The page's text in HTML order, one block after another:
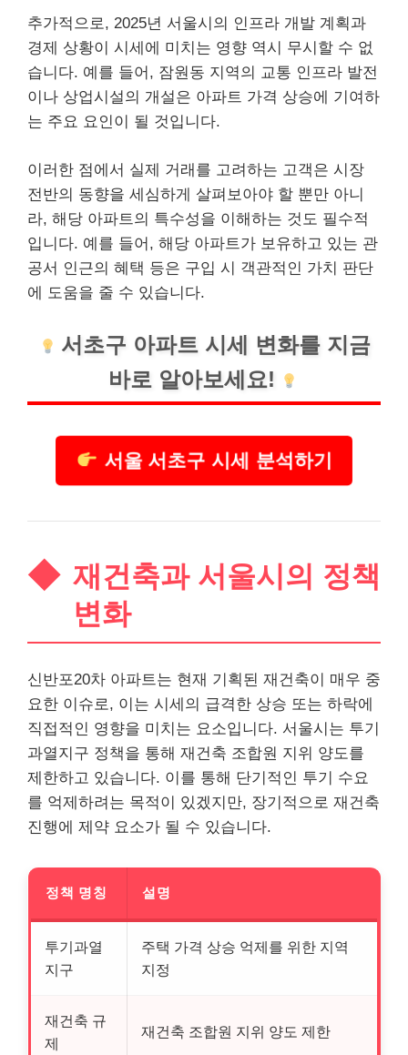
추가적으로, 2025년 서울시의 인프라 개발 계획과
경제 상황이 시세에 미치는 영향 역시 무시할 수 없
습니다. 예를 들어, 잠원동 지역의 교통 인프라 발전
이나 상업시설의 개설은 아파트 가격 상승에 기여하
는 주요 요인이 될 것입니다.
이러한 점에서 실제 거래를 고려하는 고객은 시장
전반의 동향을 세심하게 살펴보아야 할 뿐만 아니
라, 해당 아파트의 특수성을 이해하는 것도 필수적
입니다. 예를 들어, 해당 아파트가 보유하고 있는 관
공서 인근의 혜택 등은 구입 시 객관적인 가치 판단
에 도움을 줄 수 있습니다.
서초구 아파트 시세 변화를 지금
바로 알아보세요!
서울 서초구 시세 분석하기
재건축과 서울시의 정책
변화
신반포20차 아파트는 현재 기획된 재건축이 매우 중
요한 이슈로, 이는 시세의 급격한 상승 또는 하락에
직접적인 영향을 미치는 요소입니다. 서울시는 투기
과열지구 정책을 통해 재건축 조합원 지위 양도를
제한하고 있습니다. 이를 통해 단기적인 투기 수요
를 억제하려는 목적이 있겠지만, 장기적으로 재건축
진행에 제약 요소가 될 수 있습니다.
정책 명칭 설명
투기과열
지구
주택 가격 상승 억제를 위한 지역
지정
재건축 규
제
재건축 조합원 지위 양도 제한